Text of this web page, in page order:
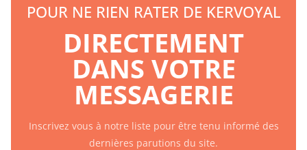
POUR NE RIEN RATER DE KERVOYAL
DIRECTEMENT
DANS VOTRE
MESSAGERIE
Inscrivez vous à notre liste pour être tenu informé des
dernières parutions du site.